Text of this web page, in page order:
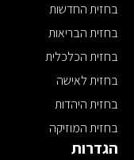
בחזית החדשות
בחזית הבריאות
בחזית הכלכלית
בחזית לאישה
בחזית היהדות
בחזית המוזיקה
הגדרות